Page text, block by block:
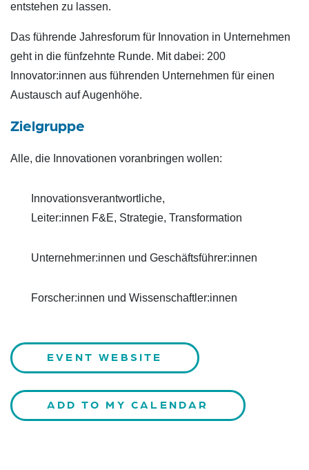
entstehen zu lassen.
Das führende Jahresforum für Innovation in Unternehmen
geht in die fünfzehnte Runde. Mit dabei: 200
Innovator:innen aus führenden Unternehmen für einen
Austausch auf Augenhöhe.
Zielgruppe
Alle, die Innovationen voranbringen wollen:
Innovationsverantwortliche,
Leiter:innen F&E, Strategie, Transformation
Unternehmer:innen und Geschäftsführer:innen
Forscher:innen und Wissenschaftler:innen
EVENT WEBSITE
ADD TO MY CALENDAR